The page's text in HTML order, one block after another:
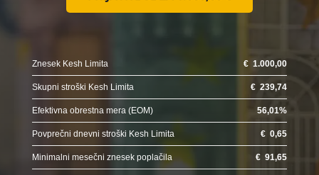
Znesek Kesh Limita €1.000,00
Skupni stroški Kesh Limita €239,74
Efektivna obrestna mera (EOM) 56,01%
Povprečni dnevni stroški Kesh Limita €0,65
Minimalni mesečni znesek poplačila €91,65